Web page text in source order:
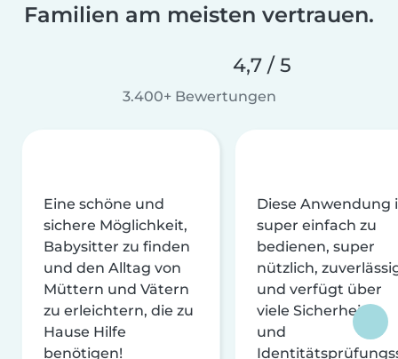
Familien am meisten vertrauen.
4,7 / 5
3.400+ Bewertungen
Eine schöne und
sichere Möglichkeit,
Babysitter zu finden
und den Alltag von
Müttern und Vätern
zu erleichtern, die zu
Hause Hilfe
benötigen!
Diese Anwendung
super einfach zu
bedienen, super
nützlich,
und verfügt über
viele Sicherheits-
und